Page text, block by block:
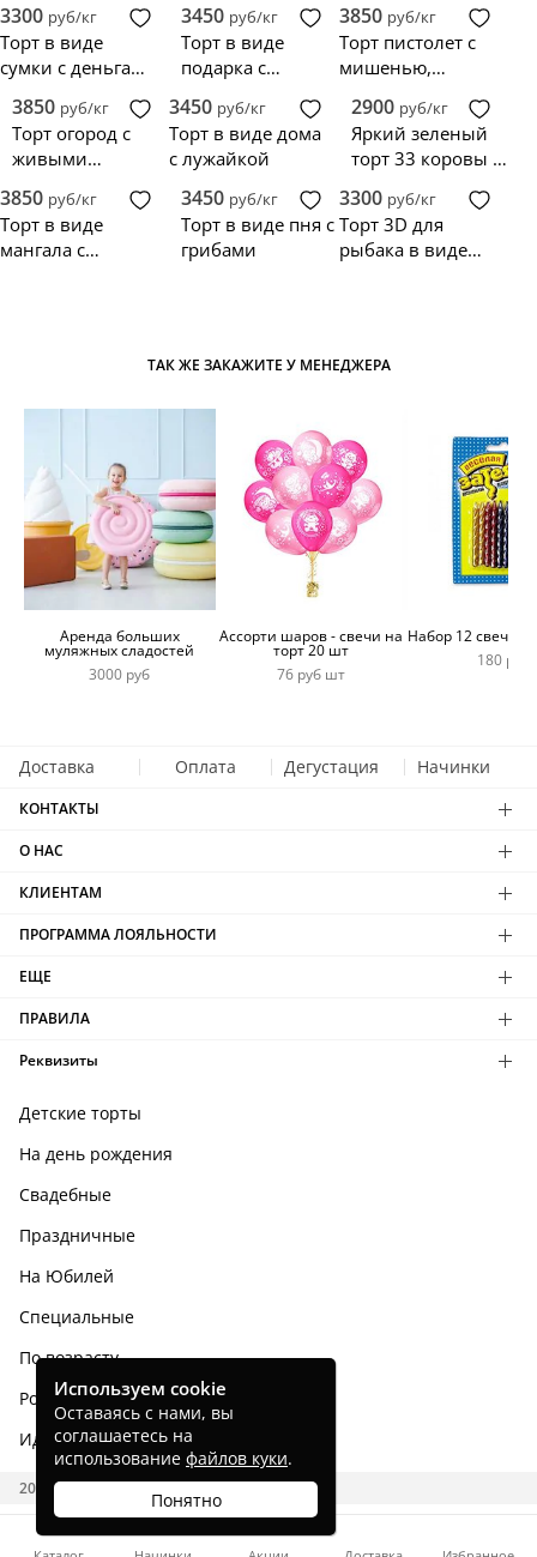
украшенный
цветами
3300 руб/кг
Торт в виде
сумки с деньгами
3450 руб/кг
Торт в виде
подарка с
3850 руб/кг
Торт пистолет с
мишенью,
пулями
3850 руб/кг
Торт огород с
живыми
мастики
3450 руб/кг
Торт в виде дома
с лужайкой
2900 руб/кг
Яркий зеленый
торт 33 коровы с
3850 руб/кг
Торт в виде
мангала с
3450 руб/кг
Торт в виде пня с
грибами
3300 руб/кг
Торт 3D для
рыбака в виде
ТАК ЖЕ ЗАКАЖИТЕ У МЕНЕДЖЕРА
Аренда больших
муляжных сладостей
3000 руб
Ассорти шаров - свечи на
торт 20 шт
76 руб шт
Набор 12 свечей
180 руб
Доставка Оплата Дегустация Начинки
КОНТАКТЫ
О НАС
КЛИЕНТАМ
ПРОГРАММА ЛОЯЛЬНОСТИ
ЕЩЕ
ПРАВИЛА
Реквизиты
Детские торты
На день рождения
Свадебные
Праздничные
На Юбилей
Специальные
По возрасту
Родным и близким
Идеи тортов
2026 CAKES.RU
Используем cookie
Оставаясь с нами, вы
соглашаетесь на
использование файлов куки.
Понятно